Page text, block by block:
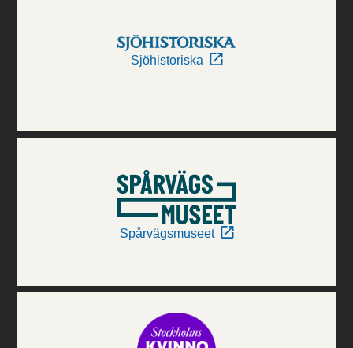
Sjöhistoriska
Spårvägsmuseet